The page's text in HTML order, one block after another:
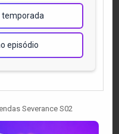
temporada
episódio
Severance S02